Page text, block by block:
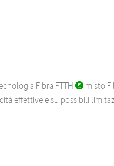
Fibra FTTH misto
effettive e su possibili